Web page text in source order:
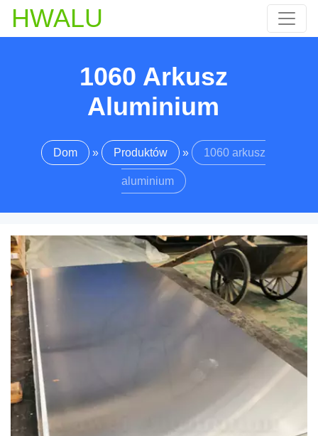
HWALU
1060 Arkusz
Aluminium
Dom » Produktów » 1060 arkusz
aluminium